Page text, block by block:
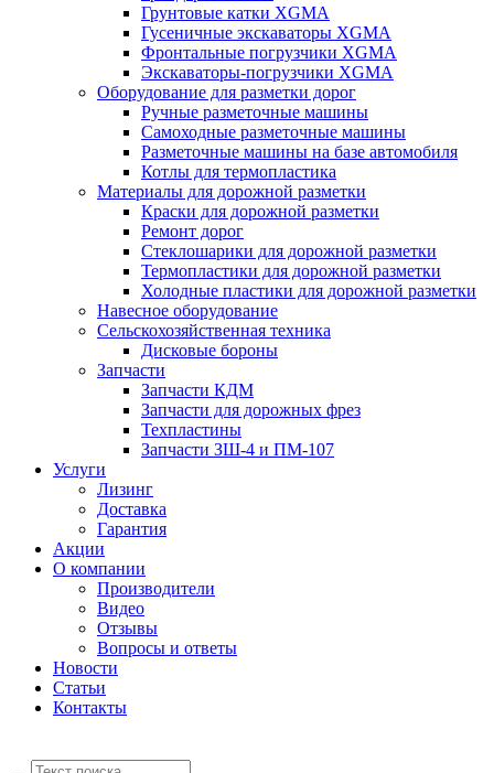
Грунтовые катки XGMA
Гусеничные экскаваторы XGMA
Фронтальные погрузчики XGMA
Экскаваторы-погрузчики XGMA
Оборудование для разметки дорог
Ручные разметочные машины
Самоходные разметочные машины
Разметочные машины на базе автомобиля
Котлы для термопластика
Материалы для дорожной разметки
Краски для дорожной разметки
Ремонт дорог
Стеклошарики для дорожной разметки
Термопластики для дорожной разметки
Холодные пластики для дорожной разметки
Навесное оборудование
Сельскохозяйственная техника
Дисковые бороны
Запчасти
Запчасти КДМ
Запчасти для дорожных фрез
Техпластины
Запчасти ЗШ-4 и ПМ-107
Услуги
Лизинг
Доставка
Гарантия
Акции
О компании
Производители
Видео
Отзывы
Вопросы и ответы
Новости
Статьи
Контакты